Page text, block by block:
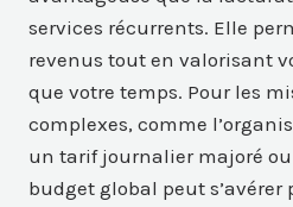
services récurrents. Elle
revenus tout en valorisant
que votre temps. Pour les
complexes, comme
un tarif journalier majoré
budget global peut